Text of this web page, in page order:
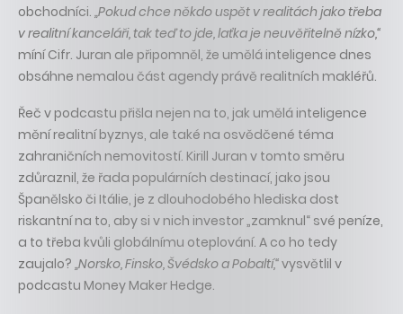
obchodníci. „Pokud chce někdo uspět v realitách jako třeba
v realitní kanceláři, tak teď to jde, laťka je neuvěřitelně nízko,“
míní Cifr. Juran ale připomněl, že umělá inteligence dnes
obsáhne nemalou část agendy právě realitních makléřů.
Řeč v podcastu přišla nejen na to, jak umělá inteligence
mění realitní byznys, ale také na osvědčené téma
zahraničních nemovitostí. Kirill Juran v tomto směru
zdůraznil, že řada populárních destinací, jako jsou
Španělsko či Itálie, je z dlouhodobého hlediska dost
riskantní na to, aby si v nich investor „zamknul“ své peníze,
a to třeba kvůli globálnímu oteplování. A co ho tedy
zaujalo? „Norsko, Finsko, Švédsko a Pobaltí,“vysvětlil v
podcastu Money Maker Hedge.